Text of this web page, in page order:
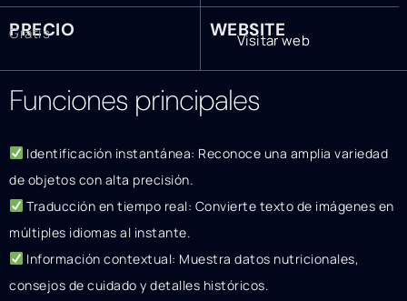
PRECIO
Gratis WEBSITE
Visitar web
Funciones principales
Identificación instantánea: Reconoce una amplia variedad
de objetos con alta precisión.
Traducción en tiempo real: Convierte texto de imágenes en
múltiples idiomas al instante.
Información contextual: Muestra datos nutricionales,
consejos de cuidado y detalles históricos.